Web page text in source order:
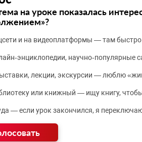
на уроке показалась
и на видеоплатформы — там
лекции, экскурсии — люблю
или книжный — ищу книгу, чтобы
— если урок закончился, я